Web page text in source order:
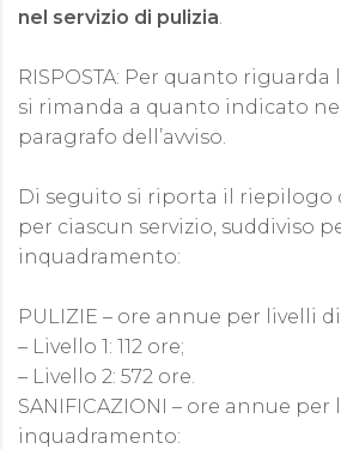
nel servizio di pulizia.
RISPOSTA: Per quanto riguarda
si rimanda a quanto indicato
paragrafo dell’avviso.
Di seguito si riporta il riepilogo
per ciascun servizio, suddiviso
inquadramento:
PULIZIE – ore annue per livelli
– Livello 1: 112 ore;
– Livello 2: 572 ore.
SANIFICAZIONI – ore annue per
inquadramento: